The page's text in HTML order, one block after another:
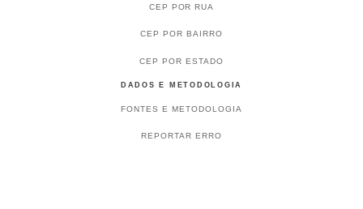
CEP POR RUA
CEP POR BAIRRO
CEP POR ESTADO
DADOS E METODOLOGIA
FONTES E METODOLOGIA
REPORTAR ERRO